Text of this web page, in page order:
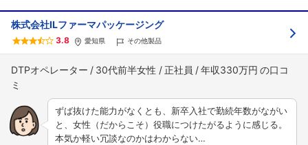
株式会社ILファーマパッケージング
3.8 愛知県 その他製品
DTPオペレーター 30代前半女性 正社員 年収330万円
ずば抜けた能力がなくとも、新卒入社で勤続年数がながい
と、女性（だからこそ）役職につけたがるように感じる。
本気か軽い冗談なのかはわからない…